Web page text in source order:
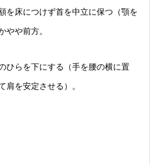
を床につけず首を中立に保つ（顎を
やや前方。
ひらを下にする（手を腰の横に置
肩を安定させる）。